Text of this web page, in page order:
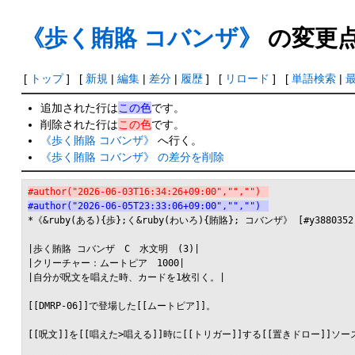
《歩く賄賂 コバンザ》 の変更
[ トップ] [ 新規| 編集| 差分| 履歴] [ リロード ] [ 単語検索|
追加された行はこの色です。
削除された行はこの色です。
《歩く賄賂 コバンザ》
へ行く。
《歩く賄賂 コバンザ》 の差分を削除
#author("2026-06-03T16:34:26+09:00","","")
#author("2026-06-05T23:33:06+09:00","","")
*《&ruby(ある){歩};く&ruby(わいろ){賄賂}; コバンザ》
|歩く賄賂 コバンザ　C　水文明　(3)|
|クリーチャー：ムートピア　1000|
|自分が呪文を唱えた時、カードを1枚引く。|
[[DMRP-06]]で登場した[[ムートピア]]。
[[呪文]]を[[唱えた>唱える]]時に[[トリガー]]する[[置きドロー]]ソース